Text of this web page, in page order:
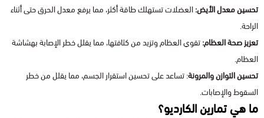
تحسين معدل الأيض:العضلات تستهلك طاقة أكثر، مما يرفع معدل الحرق حتى أثناء
الراحة.
تعزيز صحة العظام:تقوي العظام وتزيد من كثافتها، مما يقلل خطر الإصابة بهشاشة
العظام.
تحسين التوازن والمرونة: تساعد على تحسين استقرار الجسم، مما يقلل من خطر
السقوط والإصابات.
ما هي تمارين الكارديو؟